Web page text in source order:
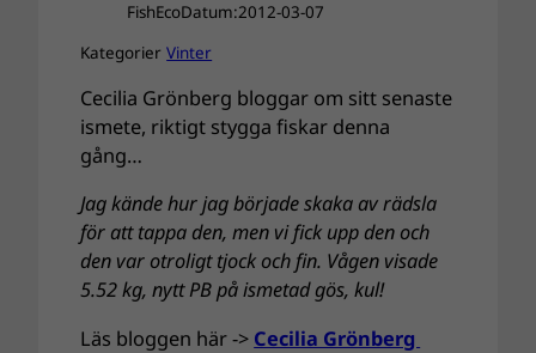
FishEcoDatum:2012-03-07
KategorierVinter
Cecilia Grönberg bloggar om sitt senaste
ismete, riktigt stygga fiskar denna
gång…
Jag kände hur jag började skaka av rädsla
för att tappa den, men vi fick upp den och
den var otroligt tjock och fin. Vågen visade
5.52 kg, nytt PB på ismetad gös, kul!
Läs bloggen här -> Cecilia Grönberg